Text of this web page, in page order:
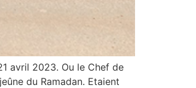
avril 2023. Ou le Chef de
du Ramadan. Etaient